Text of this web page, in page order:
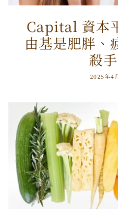
Capital 資本
由基是肥胖、
殺手
2025年4